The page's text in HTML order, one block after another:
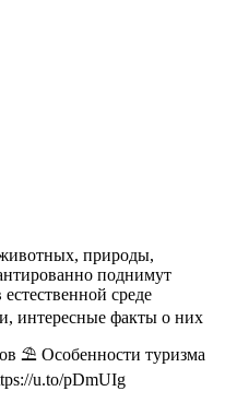
природы,
поднимут
среде
интересные факты о них
⛱ Особенности туризма
u.to/pDmUIg